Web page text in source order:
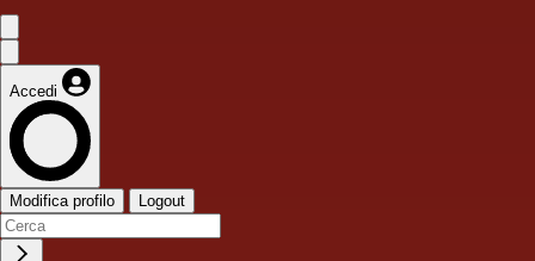
Accedi
Modifica profilo Logout